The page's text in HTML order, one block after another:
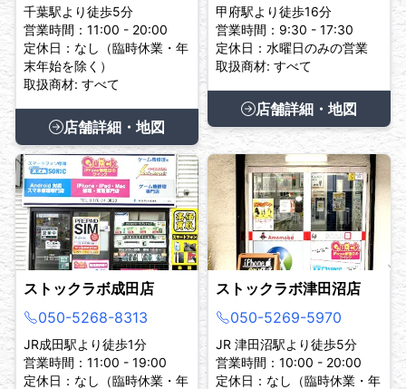
千葉駅より徒歩5分
営業時間：11:00 - 20:00
定休日：なし（臨時休業・年
末年始を除く）
取扱商材: すべて
店舗詳細・地図
甲府駅より徒歩16分
営業時間：9:30 - 17:30
定休日：水曜日のみの営業
取扱商材: すべて
店舗詳細・地図
ストックラボ成田店
050-5268-8313
JR成田駅より徒歩1分
営業時間：11:00 - 19:00
定休日：なし（臨時休業・年
ストックラボ津田沼店
050-5269-5970
JR 津田沼駅より徒歩5分
営業時間：10:00 - 20:00
定休日：なし（臨時休業・年